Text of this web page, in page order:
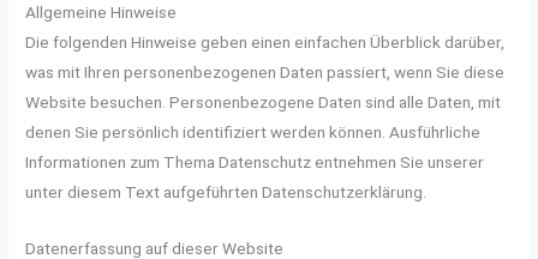
Allgemeine Hinweise
Die folgenden Hinweise geben einen einfachen Überblick darüber,
was mit Ihren personenbezogenen Daten passiert, wenn Sie diese
Website besuchen. Personenbezogene Daten sind alle Daten, mit
denen Sie persönlich identifiziert werden können. Ausführliche
Informationen zum Thema Datenschutz entnehmen Sie unserer
unter diesem Text aufgeführten Datenschutzerklärung.
Datenerfassung auf dieser Website